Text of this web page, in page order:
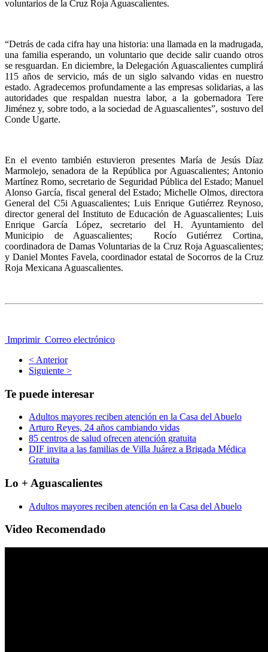
voluntarios de la Cruz Roja Aguascalientes.
“Detrás de cada cifra hay una historia: una llamada en la madrugada,
una familia esperando, un voluntario que decide salir cuando otros
se resguardan. En diciembre, la Delegación Aguascalientes cumplirá
115 años de servicio, más de un siglo salvando vidas en nuestro
estado. Agradecemos profundamente a las empresas solidarias, a las
autoridades que respaldan nuestra labor, a la gobernadora Tere
Jiménez y, sobre todo, a la sociedad de Aguascalientes”, sostuvo del
Conde Ugarte.
En el evento también estuvieron presentes María de Jesús Díaz
Marmolejo, senadora de la República por Aguascalientes; Antonio
Martínez Romo, secretario de Seguridad Pública del Estado; Manuel
Alonso García, fiscal general del Estado; Michelle Olmos, directora
General del C5i Aguascalientes; Luis Enrique Gutiérrez Reynoso,
director general del Instituto de Educación de Aguascalientes; Luis
Enrique García López, secretario del H. Ayuntamiento del
Municipio de Aguascalientes; Rocío Gutiérrez Cortina,
coordinadora de Damas Voluntarias de la Cruz Roja Aguascalientes;
y Daniel Montes Favela, coordinador estatal de Socorros de la Cruz
Roja Mexicana Aguascalientes.
Imprimir Correo electrónico
< Anterior
Siguiente >
Te puede interesar
Adultos mayores reciben atención en la Casa del Abuelo
Arturo Reyes, 24 años cambiando vidas
85 centros de salud ofrecen atención gratuita
DIF invita a las familias de Villa Juárez a Brigada Médica
Gratuita
Lo + Aguascalientes
Adultos mayores reciben atención en la Casa del Abuelo
Video Recomendado